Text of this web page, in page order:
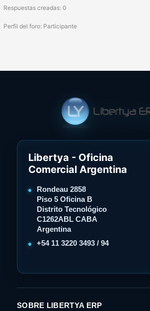
Respuestas creadas: 0
Perfil del foro: Participante
Libertya - Oficina
Comercial Argentina
Rondeau 2858
Piso 5 Oficina B
Distrito Tecnológico
C1262ABL CABA
Argentina
+54 11 3220 3493 / 94
SOBRE LIBERTYA ERP